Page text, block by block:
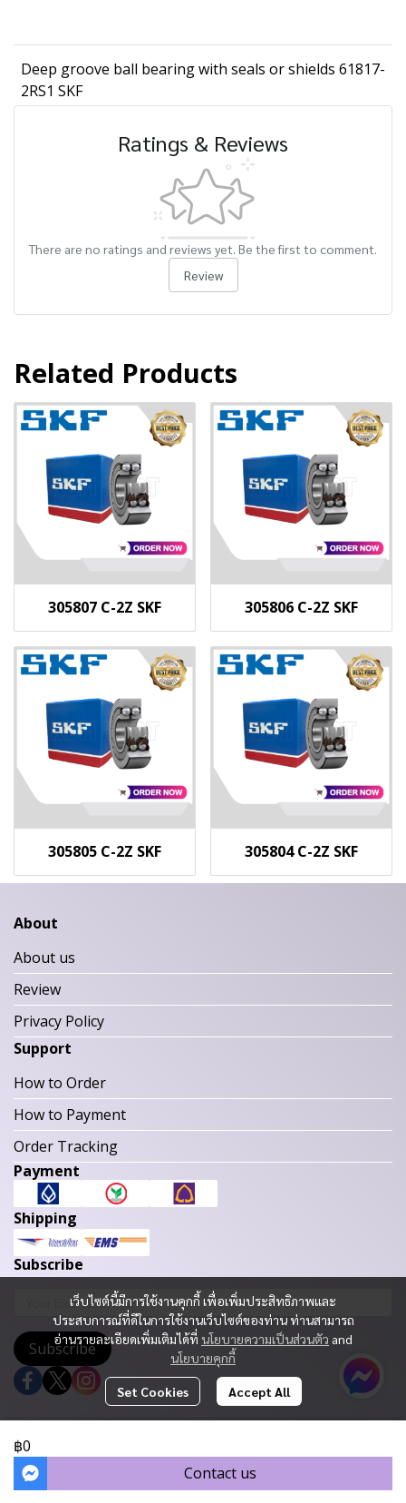
Deep groove ball bearing with seals or shields 61817-
2RS1 SKF
Ratings & Reviews
There are no ratings and reviews yet. Be the first to comment.
Review
Related Products
305807 C-2Z SKF 305806 C-2Z SKF
305805 C-2Z SKF 305804 C-2Z SKF
฿0
Contact us
เว็บไซต์นี้มีการใช้งานคุกกี้ เพื่อเพิ่มประสิทธิภาพและ
ประสบการณ์ที่ดีในการใช้งานเว็บไซต์ของท่าน ท่านสามารถ
อ่านรายละเอียดเพิ่มเติมได้ที่ นโยบายความเป็นส่วนตัว and
นโยบายคุกกี้
Set Cookies Accept All
About
About us
Review
Privacy Policy
Support
How to Order
How to Payment
Order Tracking
Payment
Shipping
Subscribe
Subscribe
Today Visitor1,180
Powered By MakeWebEasy